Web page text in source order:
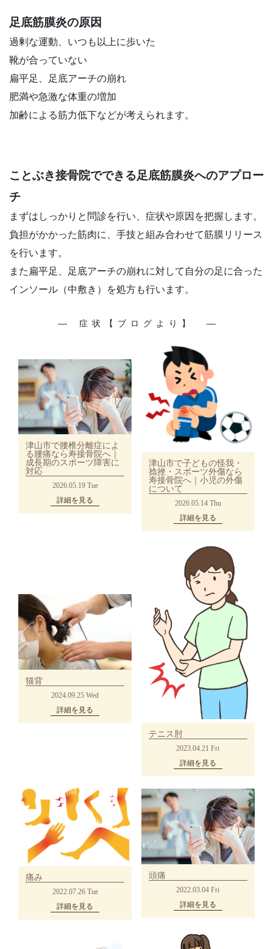
足底筋膜炎の原因
過剰な運動、いつも以上に歩いた
靴が合っていない
扁平足、足底アーチの崩れ
肥満や急激な体重の増加
加齢による筋力低下などが考えられます。
ことぶき接骨院でできる足底筋膜炎へのアプロー
チ
まずはしっかりと問診を行い、症状や原因を把握します。
負担がかかった筋肉に、手技と組み合わせて筋膜リリース
を行います。
また扁平足、足底アーチの崩れに対して自分の足に合った
インソール（中敷き）を処方も行います。
症状【ブログより】
津山市で腰椎分離症によ
る腰痛なら寿接骨院へ｜
成長期のスポーツ障害に
対応
2026.05.19 Tue
詳細を見る
津山市で子どもの怪我・
捻挫・スポーツ外傷なら
寿接骨院へ｜小児の外傷
について
2026.05.14 Thu
詳細を見る
猫背
2024.09.25 Wed
詳細を見る
テニス肘
2023.04.21 Fri
詳細を見る
痛み
2022.07.26 Tue
詳細を見る
頭痛
2022.03.04 Fri
詳細を見る